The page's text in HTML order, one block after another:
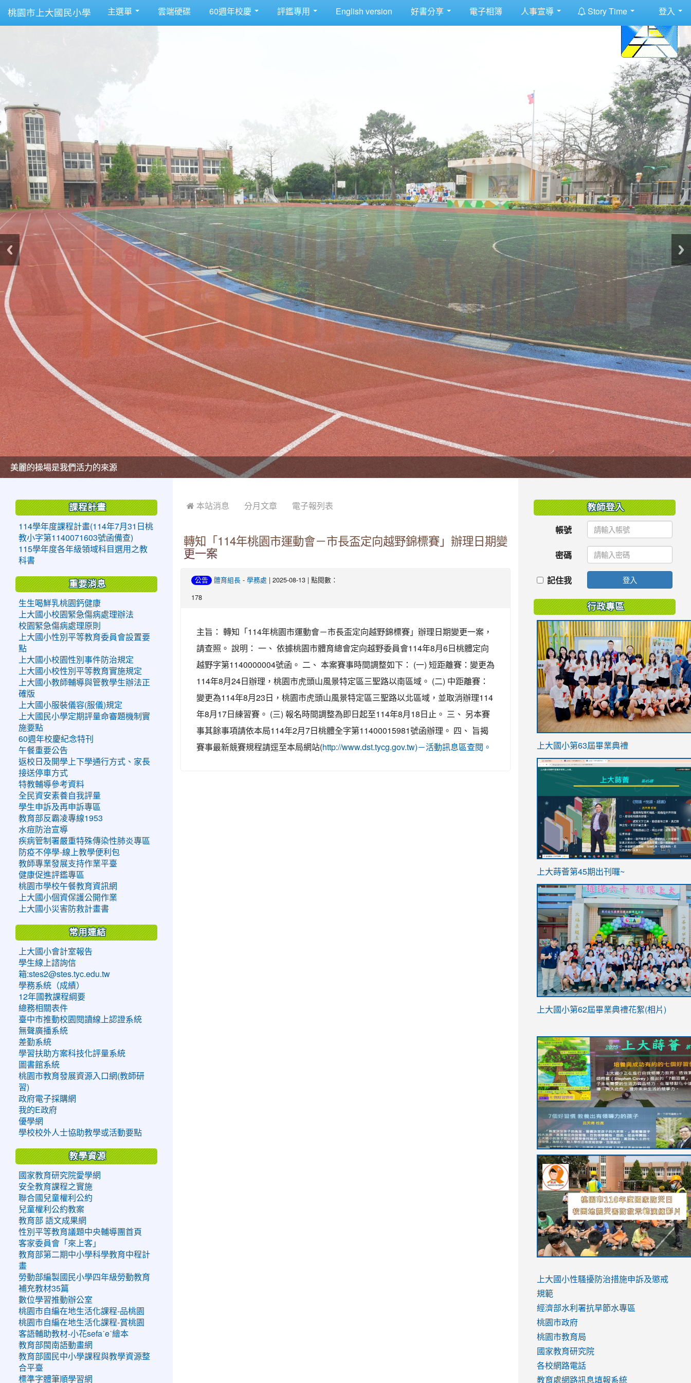
桃園市上大國民小學 主選單 雲端硬碟 60週年校慶 評鑑專用 English version 好書分享 電子相簿 人事宣導 Story Time 登入
美麗的操場是我們活力的來源
美麗的操場是我們活力的來源
煥然一新的小司令台
煥然一新的小司令台
富含桃園埤塘田園風光意象的中廊
富含桃園埤塘田園風光意象的中廊
嶄新的中庭廣場
嶄新的中庭廣場
水生池生生不息
水生池生生不息
 本站消息 分月文章 電子報列表
轉知「114年桃園市運動會－市長盃定向越野錦標賽」辦理日期變
更一案
公告 體育組長 - 學務處 | 2025-08-13 | 點閱數：
178
主旨： 轉知「114年桃園市運動會－市長盃定向越野錦標賽」辦理日期變更一案，
請查照。 說明： 一、 依據桃園市體育總會定向越野委員會114年8月6日桃體定向
越野字第1140000004號函。 二、 本案賽事時間調整如下： (一) 短距離賽：變更為
114年8月24日辦理，桃園市虎頭山風景特定區三聖路以南區域。 (二) 中距離賽：
變更為114年8月23日，桃園市虎頭山風景特定區三聖路以北區域，並取消辦理114
年8月17日練習賽。 (三) 報名時間調整為即日起至114年8月18日止。 三、 另本賽
事其餘事項請依本局114年2月7日桃體全字第11400015981號函辦理。 四、 旨揭
賽事最新競賽規程請逕至本局網站(http://www.dst.tycg.gov.tw)－活動訊息區查閱。
課程計畫
114學年度課程計畫(114年7月31日桃
教小字第1140071603號函備查)
115學年度各年級領域科目選用之教
科書
重要消息
生生喝鮮乳桃園鈣健康
上大國小校園緊急傷病處理辦法
校園緊急傷病處理原則
上大國小性別平等教育委員會設置要
點
上大國小校園性別事件防治規定
上大國小校性別平等教育實施規定
上大國小教師輔導與管教學生辦法正
確版
上大國小服裝儀容(服儀)規定
上大國民小學定期評量命審題機制實
施要點
60週年校慶紀念特刊
午餐重要公告
返校日及開學上下學通行方式、家長
接送停車方式
特教輔導參考資料
全民資安素養自我評量
學生申訴及再申訴專區
教育部反霸凌專線1953
水痘防治宣導
疾病管制署嚴重特殊傳染性肺炎專區
防疫不停學-線上教學便利包
教師專業發展支持作業平臺
健康促進評鑑專區
桃園市學校午餐教育資訊網
上大國小個資保護公開作業
上大國小災害防救計畫書
常用連結
上大國小會計室報告
學生線上諮詢信
箱:stes2@stes.tyc.edu.tw
學務系統（成績）
12年國教課程綱要
總務相關表件
臺中市推動校園閱讀線上認證系統
無聲廣播系統
差勤系統
學習扶助方案科技化評量系統
圖書館系統
桃園市教育發展資源入口網(教師研
習)
政府電子採購網
我的E政府
優學網
學校校外人士協助教學或活動要點
教學資源
國家教育研究院愛學網
安全教育課程之實施
聯合國兒童權利公約
兒童權利公約教案
教育部 語文成果網
性別平等教育議題中央輔導團首頁
客家委員會「來上客」
教育部第二期中小學科學教育中程計
畫
勞動部編製國民小學四年級勞動教育
補充教材35篇
數位學習推動辦公室
桃園市自編在地生活化課程-品桃園
桃園市自編在地生活化課程-賞桃園
客語輔助教材-小花sefaˊeˋ繪本
教育部閩南語動畫網
教育部國民中小學課程與教學資源整
合平臺
標準字體筆順學習網
教師登入
帳號
密碼
記住我 登入
行政專區
link
https://sites.google.com/stes.tyc.edu.tw/
上大國小第63屆畢業典禮
link
ink
https://sites.google.com/stes.tyc.edu.tw/
link
https://sites.google.com/stes.tyc.edu.tw/
上大蒔薈第45期出刊囉~
link
YfDQppRvyMk686kIw6SBbssEIZ6WnT/
usp=sharing
上大國小第62屆畢業典禮花絮(相片)
to
https://drive.google.com/file/d/1I-
YfDQppRvyMk686kIw6SBbssEIZ6WnT/
usp=sharing
to
https://sites.google.com/stes.tyc.edu.tw/
link
to
https://sites.google.com/stes.tyc.edu.tw/
link
to
https://drive.google.com/file/d/
usp=sharing
link
to
https://youtu.be/jJOMVWY3-
8M
link
to
https://drive.google.com/file/d/
usp=sharing
to
https://www.youtube.com/watch?
v=hC_gdZndU9s
to
https://www.youtube.com/watch?
v=hC_gdZndU9s
link
to
https://www.youtube.com/watch?
v=mfpNykQ0g4M
上大國小性騷擾防治措施申訴及懲戒
規範
經濟部水利署抗旱節水專區
桃園市政府
桃園市教育局
國家教育研究院
各校網路電話
教育處網路訊息填報系統